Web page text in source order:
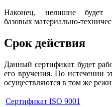
Наконец, нелишне будет
базовых материально-
Срок действия
Данный сертификат будет
его вручения. По истечении
осуществляются в том же
Сертификат ISO 9001